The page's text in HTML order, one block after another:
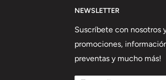
NEWSLETTER
Suscríbete con nosotros
promociones,
preventas y mucho más!